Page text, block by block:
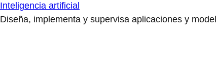
Inteligencia artificial
Diseña, implementa y supervisa aplicaciones y